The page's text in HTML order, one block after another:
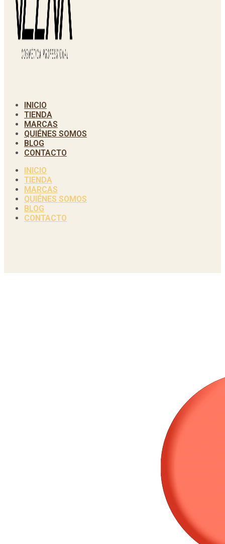
INICIO
TIENDA
MARCAS
QUIÉNES SOMOS
BLOG
CONTACTO
INICIO
TIENDA
MARCAS
QUIÉNES SOMOS
BLOG
CONTACTO